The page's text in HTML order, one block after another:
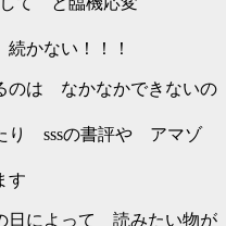
かない！！！
のは なかなかできないの
り sssの書評や アマゾ
す
によって 読みたい物が